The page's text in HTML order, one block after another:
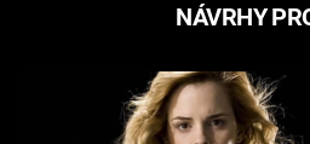
NÁVRHY